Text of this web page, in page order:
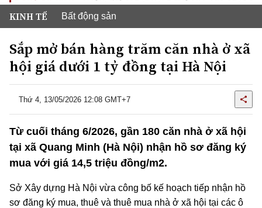
KINH TẾ Bất động sản
Sắp mở bán hàng trăm căn nhà ở xã
hội giá dưới 1 tỷ đồng tại Hà Nội
Thứ 4, 13/05/2026 12:08 GMT+7
Từ cuối tháng 6/2026, gần 180 căn nhà ở xã hội
tại xã Quang Minh (Hà Nội) nhận hồ sơ đăng ký
mua với giá 14,5 triệu đồng/m2.
Sở Xây dựng Hà Nội vừa công bố kế hoạch tiếp nhận hồ
sơ đăng ký mua, thuê và thuê mua nhà ở xã hội tại các ô